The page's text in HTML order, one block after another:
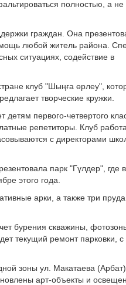
полностью, а не
граждан. Она
любой житель района.
ситуациях, содействие в
клуб "Шыңға өрлеу",
творческие кружки.
детям первого-четвертого
репетиторы. Клуб
с директорами
парк "Гүлдер", где
этого года.
арки, а также три
бурения скважины,
текущий ремонт парковки, с
зоны ул. Макатаева
арт-объекты и